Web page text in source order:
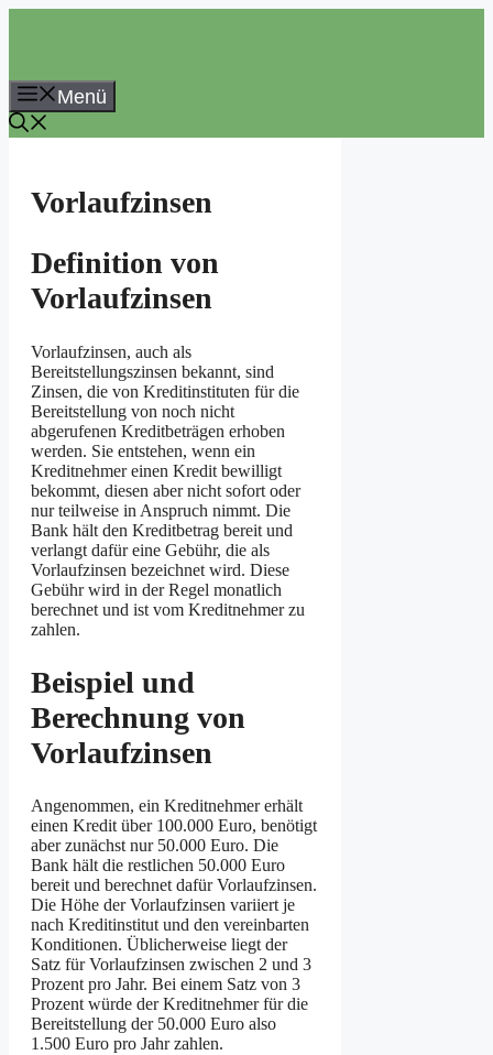
Menü
Vorlaufzinsen
Definition von
Vorlaufzinsen
Vorlaufzinsen, auch als
Bereitstellungszinsen bekannt, sind
Zinsen, die von Kreditinstituten für die
Bereitstellung von noch nicht
abgerufenen Kreditbeträgen erhoben
werden. Sie entstehen, wenn ein
Kreditnehmer einen Kredit bewilligt
bekommt, diesen aber nicht sofort oder
nur teilweise in Anspruch nimmt. Die
Bank hält den Kreditbetrag bereit und
verlangt dafür eine Gebühr, die als
Vorlaufzinsen bezeichnet wird. Diese
Gebühr wird in der Regel monatlich
berechnet und ist vom Kreditnehmer zu
zahlen.
Beispiel und
Berechnung von
Vorlaufzinsen
Angenommen, ein Kreditnehmer erhält
einen Kredit über 100.000 Euro, benötigt
aber zunächst nur 50.000 Euro. Die
Bank hält die restlichen 50.000 Euro
bereit und berechnet dafür Vorlaufzinsen.
Die Höhe der Vorlaufzinsen variiert je
nach Kreditinstitut und den vereinbarten
Konditionen. Üblicherweise liegt der
Satz für Vorlaufzinsen zwischen 2 und 3
Prozent pro Jahr. Bei einem Satz von 3
Prozent würde der Kreditnehmer für die
Bereitstellung der 50.000 Euro also
1.500 Euro pro Jahr zahlen.